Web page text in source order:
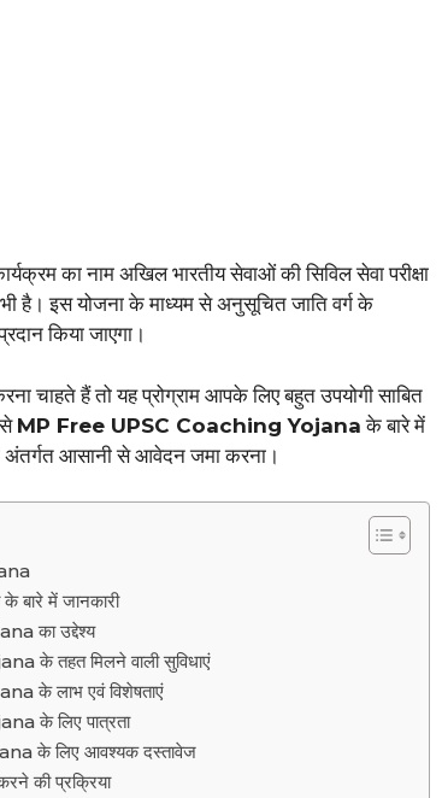
का नाम अखिल भारतीय सेवाओं की सिविल सेवा परीक्षा
है। इस योजना के माध्यम से अनुसूचित जाति वर्ग के
किया जाएगा।
चाहते हैं तो यह प्रोग्राम आपके लिए बहुत उपयोगी साबित
MP Free UPSC Coaching Yojana के बारे में
अंतर्गत आसानी से आवेदन जमा करना।
बारे में जानकारी
का उद्देश्य
के तहत मिलने वाली सुविधाएं
के लाभ एवं विशेषताएं
के लिए पात्रता
के लिए आवश्यक दस्तावेज
की प्रक्रिया